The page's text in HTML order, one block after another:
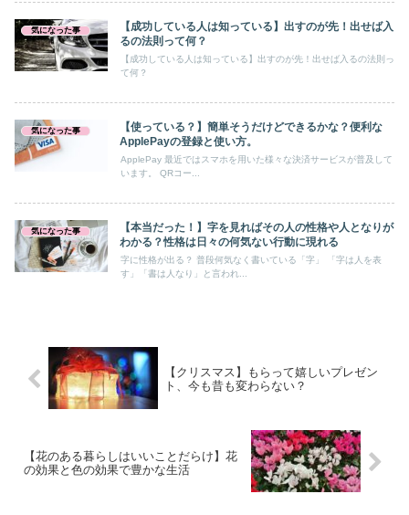
気になった事
【成功している人は知っている】出すのが先！出せば入
るの法則って何？
【成功している人は知っている】出すのが先！出せば入るの法則っ
て何？
気になった事
【使っている？】簡単そうだけどできるかな？便利な
ApplePayの登録と使い方。
ApplePay 最近ではスマホを用いた様々な決済サービスが普及して
います。 QRコー...
気になった事
【本当だった！】字を見ればその人の性格や人となりが
わかる？性格は日々の何気ない行動に現れる
字に性格が出る？ 普段何気なく書いている「字」 「字は人を表
す」「書は人なり」と言われ...
【クリスマス】もらって嬉しいプレゼン
ト、今も昔も変わらない？
【花のある暮らしはいいことだらけ】花
の効果と色の効果で豊かな生活